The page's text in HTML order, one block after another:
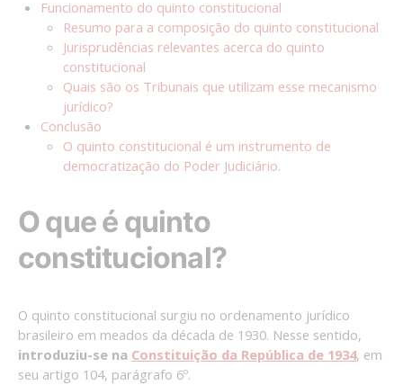
Funcionamento do quinto constitucional
Resumo para a composição do quinto constitucional
Jurisprudências relevantes acerca do quinto
constitucional
Quais são os Tribunais que utilizam esse mecanismo
jurídico?
Conclusão
O quinto constitucional é um instrumento de
democratização do Poder Judiciário.
O que é quinto
constitucional?
O quinto constitucional surgiu no ordenamento jurídico
brasileiro em meados da década de 1930. Nesse sentido,
introduziu-se na Constituição da República de 1934, em
seu artigo 104, parágrafo 6º.